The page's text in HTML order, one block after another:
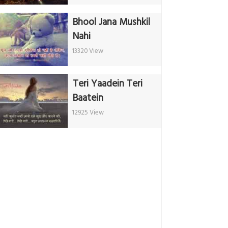
Bhool Jana Mushkil
Nahi
13320 View
Teri Yaadein Teri
Baatein
12925 View